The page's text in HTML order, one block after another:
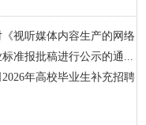
视听媒体内容生产的网络
准报批稿进行公示的通...
年高校毕业生补充招聘